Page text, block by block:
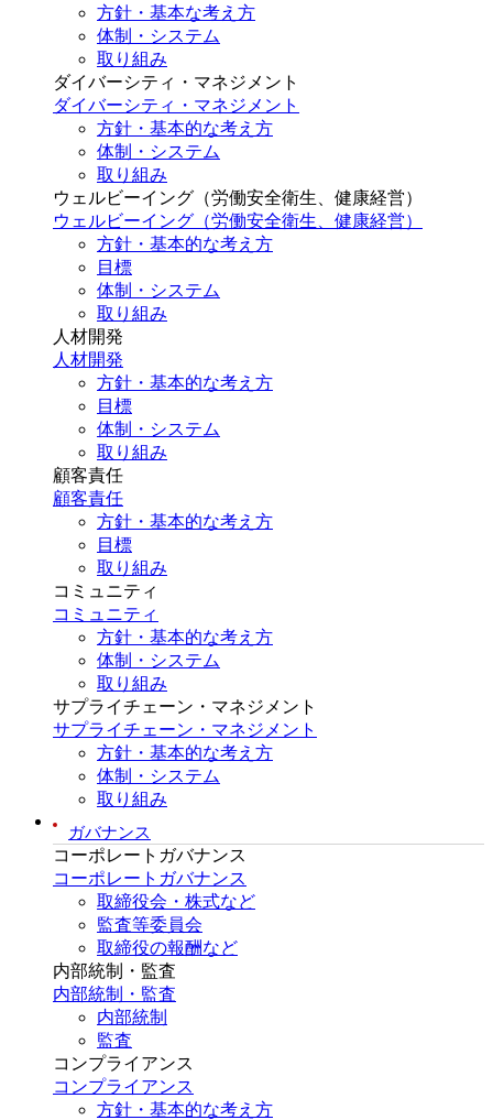
方針・基本な考え方
体制・システム
取り組み
ダイバーシティ・マネジメント
ダイバーシティ・マネジメント
方針・基本的な考え方
体制・システム
取り組み
ウェルビーイング（労働安全衛生、健康経営）
ウェルビーイング（労働安全衛生、健康経営）
方針・基本的な考え方
目標
体制・システム
取り組み
人材開発
人材開発
方針・基本的な考え方
目標
体制・システム
取り組み
顧客責任
顧客責任
方針・基本的な考え方
目標
取り組み
コミュニティ
コミュニティ
方針・基本的な考え方
体制・システム
取り組み
サプライチェーン・マネジメント
サプライチェーン・マネジメント
方針・基本的な考え方
体制・システム
取り組み
ガバナンス
コーポレートガバナンス
コーポレートガバナンス
取締役会・株式など
監査等委員会
取締役の報酬など
内部統制・監査
内部統制・監査
内部統制
監査
コンプライアンス
コンプライアンス
方針・基本的な考え方